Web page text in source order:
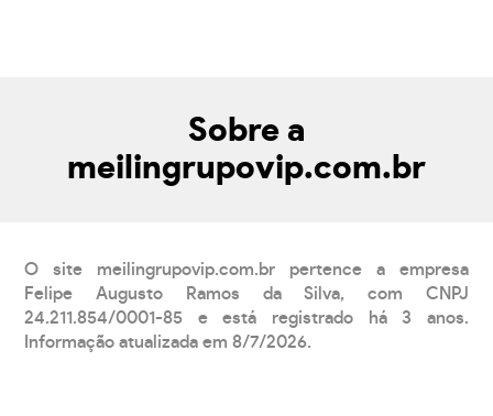
Sobre a
meilingrupovip.com.br
O site meilingrupovip.com.br pertence a empresa
Felipe Augusto Ramos da Silva, com CNPJ
24.211.854/0001-85 e está registrado há 3 anos.
Informação atualizada em 8/7/2026.